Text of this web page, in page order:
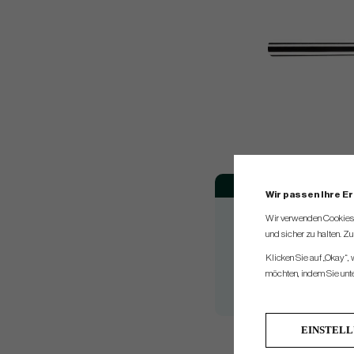
Double Wide DB
Rossie S
#7 S
Wir passen Ihre
Wir verwenden
und sicher zu halten.
Klicken Sie auf
möchten, indem Sie